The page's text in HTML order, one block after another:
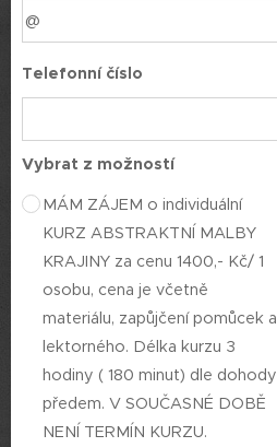
Telefonní číslo
Vybrat z možností
MÁM ZÁJEM o individuální
KURZ ABSTRAKTNÍ MALBY
KRAJINY za cenu 1400,- Kč/ 1
osobu, cena je včetně
materiálu, zapůjčení pomůcek a
lektorného. Délka kurzu 3
hodiny ( 180 minut) dle dohody
předem. V SOUČASNÉ DOBĚ
NENÍ TERMÍN KURZU.